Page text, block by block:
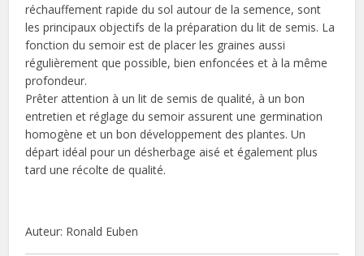
réchauffement rapide du sol autour de la semence, sont
les principaux objectifs de la préparation du lit de semis. La
fonction du semoir est de placer les graines aussi
régulièrement que possible, bien enfoncées et à la même
profondeur.
Prêter attention à un lit de semis de qualité, à un bon
entretien et réglage du semoir assurent une germination
homogène et un bon développement des plantes. Un
départ idéal pour un désherbage aisé et également plus
tard une récolte de qualité.
Auteur: Ronald Euben